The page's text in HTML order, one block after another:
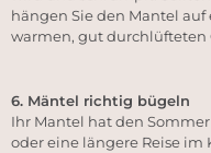
hängen Sie den Mantel auf
warmen, gut durchlüfteten
6. Mäntel richtig bügeln
Ihr Mantel hat den
oder eine längere Reise im